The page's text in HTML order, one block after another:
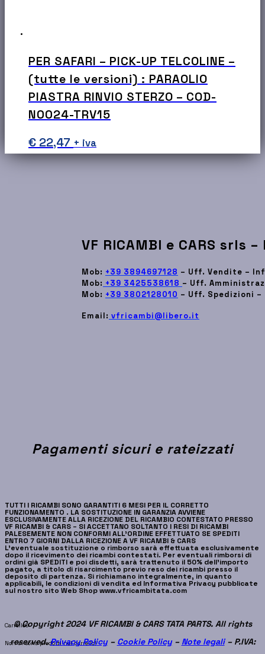
PER SAFARI – PICK-UP TELCOLINE –
(tutte le versioni) : PARAOLIO
PIASTRA RINVIO STERZO – COD-
N0024-TRV15
€ 22,47 + iva
VF RICAMBI e CARS srls
Mob: +39 3894697128 – Uff. Vendite –
Mob: +39 3425538618 – Uff.
Mob: +39 3802128010 – Uff. Spedizioni –
Email: vfricambi@libero.it
Pagamenti sicuri e rateizzati
TUTTI I RICAMBI SONO GARANTITI 6 MESI PER IL CORRETTO
FUNZIONAMENTO . LA SOSTITUZIONE IN GARANZIA AVVIENE
ESCLUSIVAMENTE ALLA RICEZIONE DEL RICAMBIO CONTESTATO PRESSO
VF RICAMBI & CARS – SI ACCETTANO SOLTANTO I RESI DI RICAMBI
PALESEMENTE NON CONFORMI ALL’ORDINE EFFETTUATO SE SPEDITI
ENTRO 7 GIORNI DALLA RICEZIONE A VF RICAMBI & CARS
L’eventuale sostituzione o rimborso sarà effettuata esclusivamente
dopo il ricevimento dei ricambi contestati. Per eventuali rimborsi di
ordini già SPEDITI e poi disdetti, sarà trattenuto il 50% dell’importo
pagato, a titolo di risarcimento previo reso dei ricambi presso il
deposito di partenza. Si richiamano integralmente, in quanto
applicabili, le condizioni di vendita ed Informativa Privacy pubblicate
sul nostro sito Web Shop www.vfricambitata.com
© Copyright 2024 VF RICAMBI & CARS TATA PARTS. All rights
reserved. Privacy Policy – Cookie Policy– Note legali – P.IVA:
Carrello0
Non ci sono prodotti nel carrello!